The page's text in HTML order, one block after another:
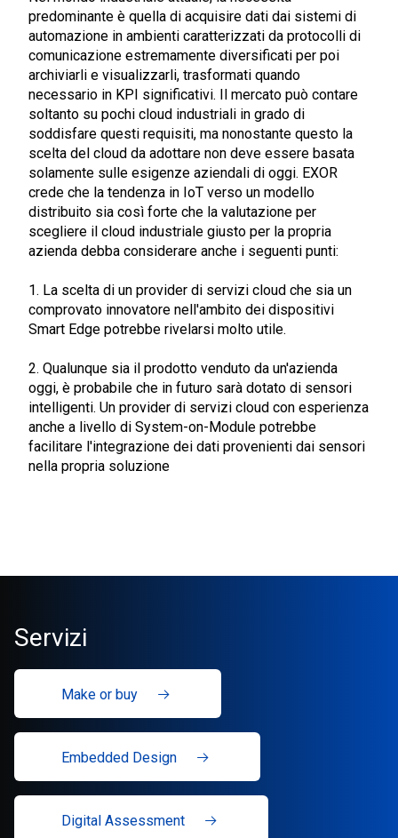
predominante è quella di acquisire dati dai sistemi di
automazione in ambienti caratterizzati da protocolli di
comunicazione estremamente diversificati per poi
archiviarli e visualizzarli, trasformati quando
necessario in KPI significativi. Il mercato può contare
soltanto su pochi cloud industriali in grado di
soddisfare questi requisiti, ma nonostante questo la
scelta del cloud da adottare non deve essere basata
solamente sulle esigenze aziendali di oggi. EXOR
crede che la tendenza in IoT verso un modello
distribuito sia così forte che la valutazione per
scegliere il cloud industriale giusto per la propria
azienda debba considerare anche i seguenti punti:
1. La scelta di un provider di servizi cloud che sia un
comprovato innovatore nell'ambito dei dispositivi
Smart Edge potrebbe rivelarsi molto utile.
2. Qualunque sia il prodotto venduto da un'azienda
oggi, è probabile che in futuro sarà dotato di sensori
intelligenti. Un provider di servizi cloud con esperienza
anche a livello di System-on-Module potrebbe
facilitare l'integrazione dei dati provenienti dai sensori
nella propria soluzione
Servizi
Make or buy
Embedded Design
Digital Assessment